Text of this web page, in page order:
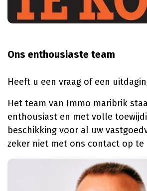
Ons enthousiaste team
Heeft u een vraag of een
Het team van Immo maribrik
enthousiast en met volle
beschikking voor al uw
zeker niet met ons contact op te